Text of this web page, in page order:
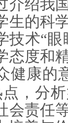
介绍我
生的科
技术“
态度和
健康的
，分
会责任